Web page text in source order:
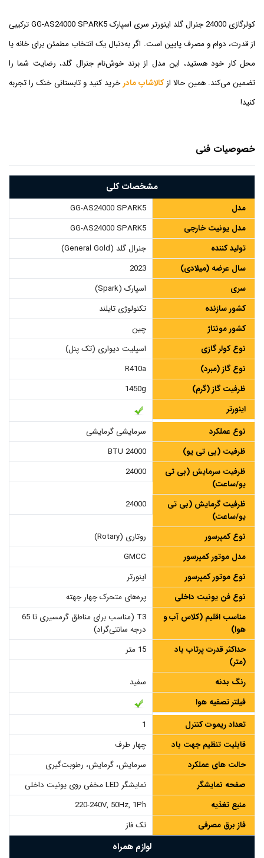
کولرگازی 24000 جنرال گلد اینورتر سری اسپارک GG-AS24000 SPARK5 ترکیبی
از قدرت، دوام و مصرف پایین است. اگر به‌دنبال یک انتخاب مطمئن برای خانه یا
محل کار خود هستید، این مدل از برند خوش‌نام جنرال گلد، رضایت شما را
تضمین می‌کند. همین حالا ازکالاشاپ مادر خرید کنید و تابستانی خنک را تجربه
کنید!
خصوصیات فنی
مشخصات کلی
مدل
GG-AS24000 SPARK5
مدل یونیت خارجی
GG-AS24000 SPARK5
تولید کننده
جنرال گلد (General Gold)
سال عرضه (میلادی)
2023
سری
اسپارک (Spark)
کشور سازنده
تکنولوژی تایلند
کشور مونتاژ
چین
نوع کولر گازی
اسپلیت دیواری (تک پنل)
نوع گاز (مبرد)
R410a
ظرفیت گاز (گرم)
1450g
اینورتر
نوع عملکرد
سرمایشی گرمایشی
ظرفیت (بی تی یو)
24000 BTU
ظرفیت سرمایش (بی تی
یو/ساعت)
24000
ظرفیت گرمایش (بی تی
یو/ساعت)
24000
نوع کمپرسور
روتاری (Rotary)
مدل موتور کمپرسور
GMCC
نوع موتور کمپرسور
اینورتر
نوع فن یونیت داخلی
پره‌های متحرک چهار جهته
مناسب اقلیم (کلاس آب و
هوا)
T3 (مناسب برای مناطق گرمسیری تا 65
درجه سانتی‌گراد)
حداکثر قدرت پرتاب باد
(متر)
15 متر
رنگ بدنه
سفید
فیلتر تصفیه هوا
تعداد ریموت کنترل
1
قابلیت تنظیم جهت باد
چهار طرف
حالت های عملکرد
سرمایش، گرمایش، رطوبت‌گیری
صفحه نمایشگر
نمایشگر LED مخفی روی یونیت داخلی
منبع تغذیه
220-240V, 50Hz, 1Ph
فاز برق مصرفی
تک فاز
لوازم همراه